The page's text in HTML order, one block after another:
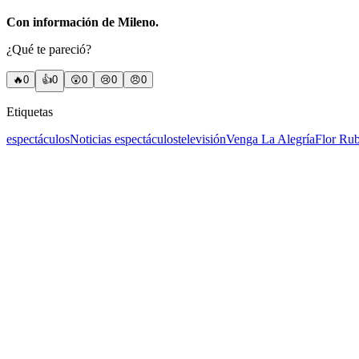
Con información de Mileno.
¿Qué te pareció?
🔥0 👍0 😲0 😢0 😠0
Etiquetas
espectáculosNoticias espectáculostelevisiónVenga La AlegríaFlor